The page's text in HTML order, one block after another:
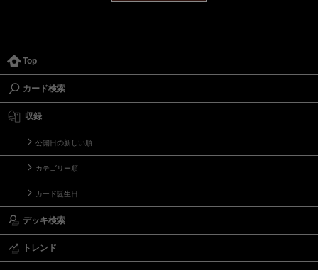
Top
カード検索
収録
公開日の新しい順
カテゴリー順
カード誕生日
デッキ検索
トレンド